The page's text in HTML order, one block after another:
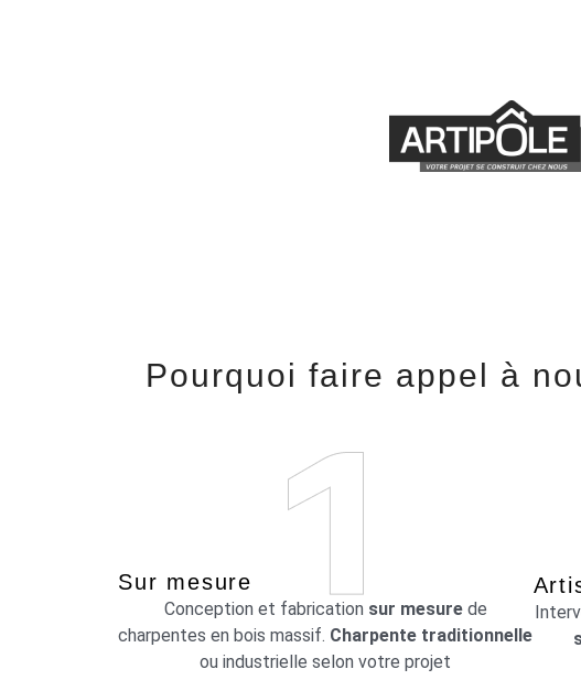
Pourquoi faire appel à
Sur mesure
Conception et fabrication sur mesurede
charpentes en bois massif. Charpente traditionnelle
ou industrielle selon votre projet